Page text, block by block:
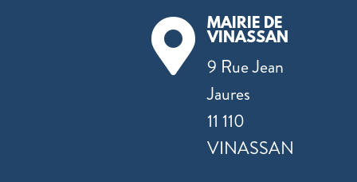

MAIRIE DE
VINASSAN
9 Rue Jean
Jaures
11 110
VINASSAN